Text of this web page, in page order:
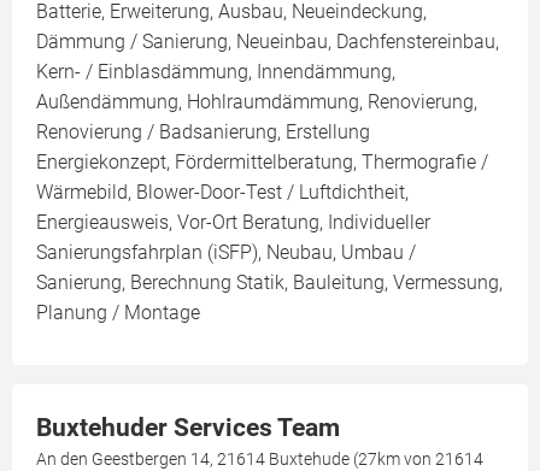
Batterie, Erweiterung, Ausbau, Neueindeckung,
Dämmung / Sanierung, Neueinbau, Dachfenstereinbau,
Kern- / Einblasdämmung, Innendämmung,
Außendämmung, Hohlraumdämmung, Renovierung,
Renovierung / Badsanierung, Erstellung
Energiekonzept, Fördermittelberatung, Thermografie /
Wärmebild, Blower-Door-Test / Luftdichtheit,
Energieausweis, Vor-Ort Beratung, Individueller
Sanierungsfahrplan (iSFP), Neubau, Umbau /
Sanierung, Berechnung Statik, Bauleitung, Vermessung,
Planung / Montage
Buxtehuder Services Team
An den Geestbergen 14, 21614 Buxtehude (27km von 21614